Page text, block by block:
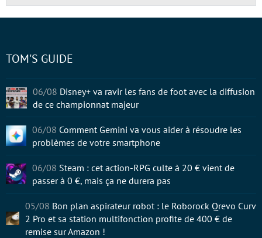
TOM'S GUIDE
06/08 Disney+ va ravir les fans de foot avec la diffusion
de ce championnat majeur
06/08 Comment Gemini va vous aider à résoudre les
problèmes de votre smartphone
06/08 Steam : cet action-RPG culte à 20 € vient de
passer à 0 €, mais ça ne durera pas
05/08 Bon plan aspirateur robot : le Roborock Qrevo Curv
2 Pro et sa station multifonction profite de 400 € de
remise sur Amazon !